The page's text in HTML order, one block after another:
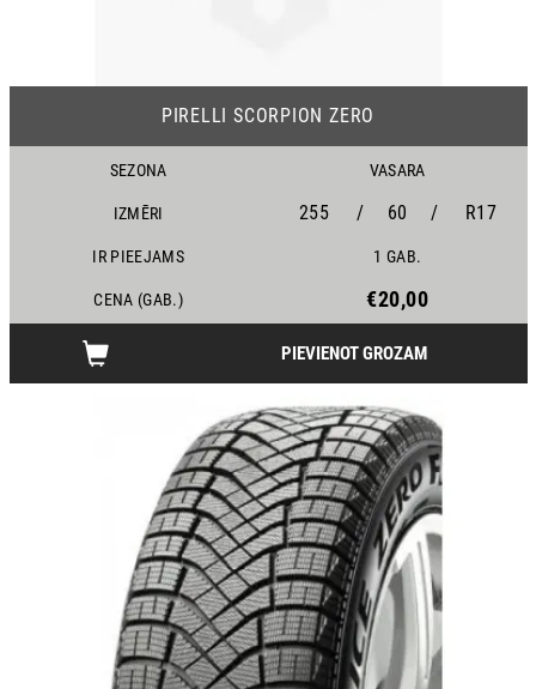
PIRELLI SCORPION ZERO
SEZONA VASARA
IZMĒRI 255 / 60 / R17
IR PIEEJAMS 1 GAB.
CENA (GAB.) €20,00
PIEVIENOT GROZAM